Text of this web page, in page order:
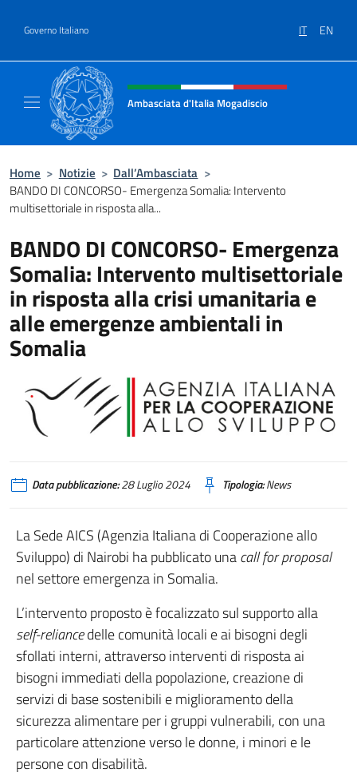
Governo Italiano IT EN
Intestazione sito, social e menù
Ambasciata d'Italia Mogadiscio
Home > Notizie > Dall’Ambasciata >
BANDO DI CONCORSO- Emergenza Somalia: Intervento
multisettoriale in risposta alla...
BANDO DI CONCORSO- Emergenza
Somalia: Intervento multisettoriale
in risposta alla crisi umanitaria e
alle emergenze ambientali in
Somalia
Data pubblicazione:28 Luglio 2024 Tipologia:News
La Sede AICS (Agenzia Italiana di Cooperazione allo
Sviluppo) di Nairobi ha pubblicato unacall for proposal
nel settore emergenza in Somalia.
L’intervento proposto è focalizzato sul supporto alla
self-reliancedelle comunità locali e ai bisogni degli
sfollati interni, attraverso interventi di risposta ai
bisogni immediati della popolazione, creazione di
servizi di base sostenibili e miglioramento della
sicurezza alimentare per i gruppi vulnerabili, con una
particolare attenzione verso le donne, i minori e le
persone con disabilità.